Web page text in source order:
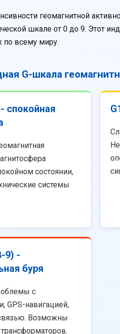
геомагнитной
шкале от 0 до 9. Этот
по всему миру.
G-шкала
спокойная
состоянии,
системы
9) -
буря
с
GPS-навигацией,
Возможны